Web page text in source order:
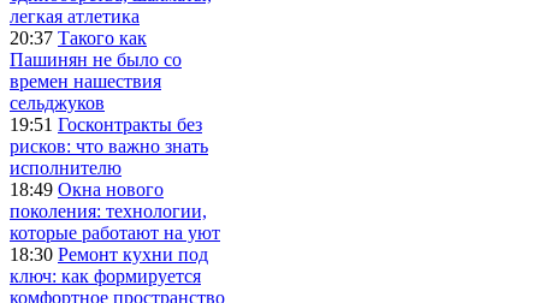
легкая атлетика
20:37 Такого как
Пашинян не было со
времен нашествия
сельджуков
19:51 Госконтракты без
рисков: что важно знать
исполнителю
18:49 Окна нового
поколения: технологии,
которые работают на уют
18:30 Ремонт кухни под
ключ: как формируется
комфортное пространство